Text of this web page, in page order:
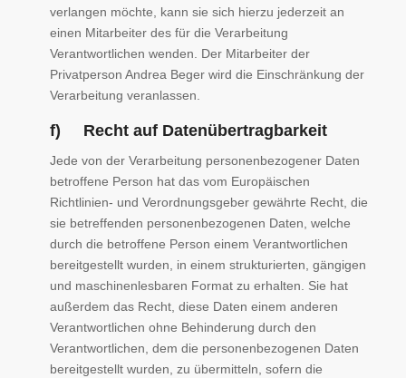
verlangen möchte, kann sie sich hierzu jederzeit an
einen Mitarbeiter des für die Verarbeitung
Verantwortlichen wenden. Der Mitarbeiter der
Privatperson Andrea Beger wird die Einschränkung der
Verarbeitung veranlassen.
f) Recht auf Datenübertragbarkeit
Jede von der Verarbeitung personenbezogener Daten
betroffene Person hat das vom Europäischen
Richtlinien- und Verordnungsgeber gewährte Recht, die
sie betreffenden personenbezogenen Daten, welche
durch die betroffene Person einem Verantwortlichen
bereitgestellt wurden, in einem strukturierten, gängigen
und maschinenlesbaren Format zu erhalten. Sie hat
außerdem das Recht, diese Daten einem anderen
Verantwortlichen ohne Behinderung durch den
Verantwortlichen, dem die personenbezogenen Daten
bereitgestellt wurden, zu übermitteln, sofern die